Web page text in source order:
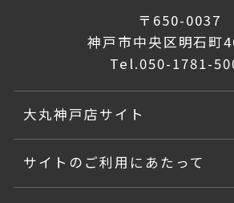
〒650-0037
神戸市中央区明石町
Tel.050-1781-
大丸神戸店サイト
サイトのご利用にあたって